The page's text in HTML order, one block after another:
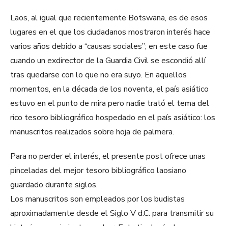
Laos, al igual que recientemente Botswana, es de esos
lugares en el que los ciudadanos mostraron interés hace
varios años debido a “causas sociales”; en este caso fue
cuando un exdirector de la Guardia Civil se escondió allí
tras quedarse con lo que no era suyo. En aquellos
momentos, en la década de los noventa, el país asiático
estuvo en el punto de mira pero nadie trató el tema del
rico tesoro bibliográfico hospedado en el país asiático: los
manuscritos realizados sobre hoja de palmera.
Para no perder el interés, el presente post ofrece unas
pinceladas del mejor tesoro bibliográfico laosiano
guardado durante siglos.
Los manuscritos son empleados por los budistas
aproximadamente desde el Siglo V d.C. para transmitir su